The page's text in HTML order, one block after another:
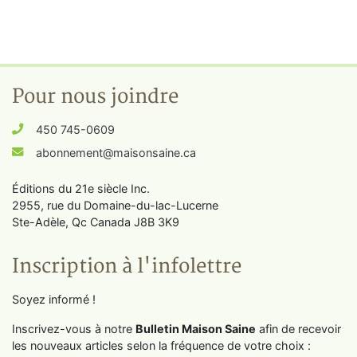
Pour nous joindre
450 745-0609
abonnement@maisonsaine.ca
Éditions du 21e siècle Inc.
2955, rue du Domaine-du-lac-Lucerne
Ste-Adèle, Qc Canada J8B 3K9
Inscription à l'infolettre
Soyez informé !
Inscrivez-vous à notre Bulletin Maison Saine afin de recevoir
les nouveaux articles selon la fréquence de votre choix :